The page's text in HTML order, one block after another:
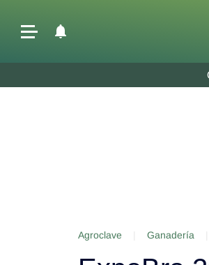
Agroclave Ganadería